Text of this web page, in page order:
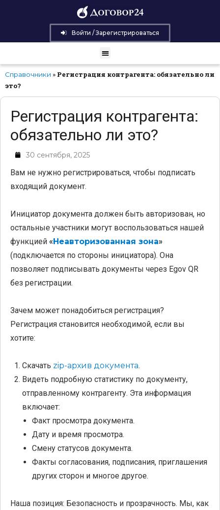
Войти / Зарегистрироваться
Справочники » Регистрация контрагента: обязательно ли
это?
Регистрация контрагента:
обязательно ли это?
30 сентября, 2025
Вам не нужно регистрироваться, чтобы подписать
входящий документ.
Инициатор документа должен быть авторизован, но
остальные участники могут воспользоваться нашей
функцией «Неавторизованная зона»
(подключается по стороны инициатора). Она
позволяет подписывать документы через Egov QR
без регистрации.
Зачем может понадобиться регистрация?
Регистрация становится необходимой, если вы
хотите:
Скачать zip-архив документа.
Видеть подробную статистику по документу,
отправленному контрагенту. Эта информация
включает:
Факт просмотра документа.
Дату и время просмотра.
Смену статусов документа.
Факты согласования, подписания, приглашения
других сторон и многое другое.
Наша позиция: Безопасность и прозрачность. Мы, как